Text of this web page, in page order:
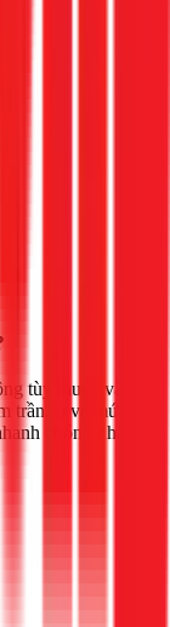
tùy thuộc vào
trần...) và mức
chóng nhất,